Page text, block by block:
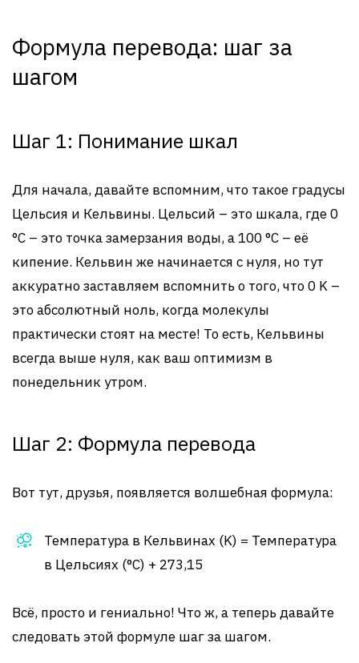
Формула перевода: шаг за
шагом
Шаг 1: Понимание шкал
Для начала, давайте вспомним, что такое градусы
Цельсия и Кельвины. Цельсий – это шкала, где 0
°C – это точка замерзания воды, а 100 °C – её
кипение. Кельвин же начинается с нуля, но тут
аккуратно заставляем вспомнить о того, что 0 K –
это абсолютный ноль, когда молекулы
практически стоят на месте! То есть, Кельвины
всегда выше нуля, как ваш оптимизм в
понедельник утром.
Шаг 2: Формула перевода
Вот тут, друзья, появляется волшебная формула:
Температура в Кельвинах (K) = Температура
в Цельсиях (°C) + 273,15
Всё, просто и гениально! Что ж, а теперь давайте
следовать этой формуле шаг за шагом.